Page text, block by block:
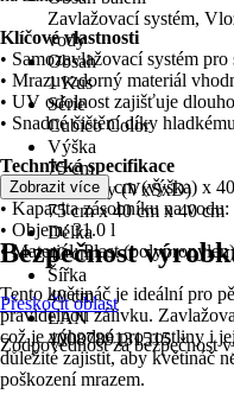
Zavlažovací systém,
vody
Obsah
1 Kus
Série
Cubico Color
Výška
75 cm
Rozměry (VxŠxD)
75 cm x 40 cm x 40 cm
Délka
40 cm
Šířka
40 cm
EAN
4008789131515
Klíčové vlastnosti
• Samozavlažovací systém
• Mrazuvzdorný materiál
• UV odolnost zajišťuje
• Snadné čištění díky
Technická specifikace
• Rozměry: 75 cm (výška) x
• Kapacita zásobníku na vodu:
• Objem: 31.0 l
• Materiál: Plast (polypropylen)
Tento květináč je ideální pro
pravidelnou zálivku.
což je výhodné pro rostliny i
důležité zajistit, aby květináč
poškození mrazem.
Zobrazit více
Bezpečnost
Přeskočit oblast
Zodpovědnost za bezpečnost